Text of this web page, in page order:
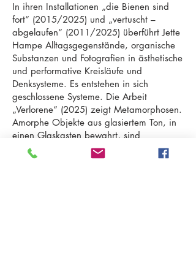
In ihren Installationen „die Bienen sind
fort“ (2015/2025) und „vertuscht –
abgelaufen“ (2011/2025) überführt Jette
Hampe Alltagsgegenstände, organische
Substanzen und Fotografien in ästhetische
und performative Kreisläufe und
Denksysteme. Es entstehen in sich
geschlossene Systeme. Die Arbeit
„Verlorene“ (2025) zeigt Metamorphosen.
Amorphe Objekte aus glasiertem Ton, in
einen Glaskasten bewahrt, sind
Momentum eines Übergangszustandes.
Alte, gekannte Formen verändern sich,